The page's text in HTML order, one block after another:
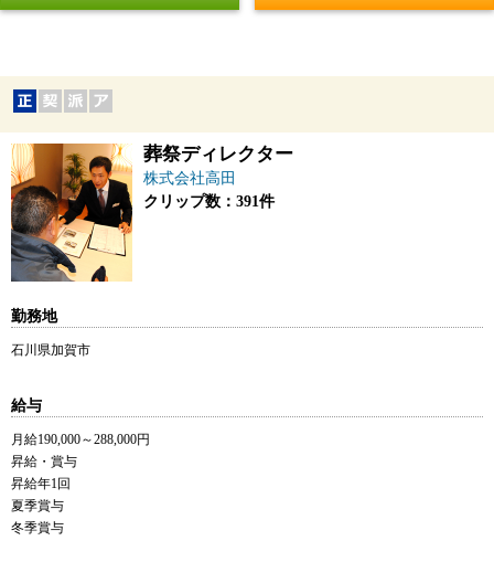
葬祭ディレクター
株式会社高田
クリップ数：391件
勤務地
石川県加賀市
給与
月給190,000～288,000円
昇給・賞与
昇給年1回
夏季賞与
冬季賞与